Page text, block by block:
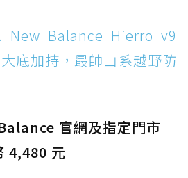
SKECHERS BADGER
一踩即穿懶人神器！搭載固特
底健走鞋
Cascadia 19 GTX：注
Balance Hierro v9
底加持，最帥山系越野防
官網及指定門市
4,480 元